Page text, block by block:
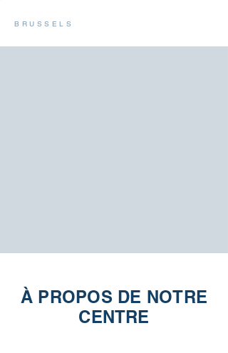
BRUSSELS
À PROPOS DE NOTRE
CENTRE